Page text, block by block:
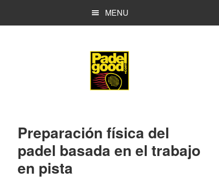
MENU
Preparación física del
padel basada en el trabajo
en pista